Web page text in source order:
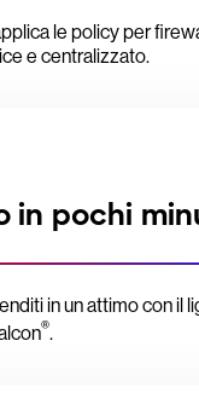
le policy per
e centralizzato.
in pochi
in un attimo con il
®.